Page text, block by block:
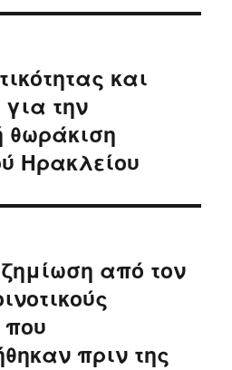
και
την
θωράκιση
Ηρακλείου
από τον
πριν της